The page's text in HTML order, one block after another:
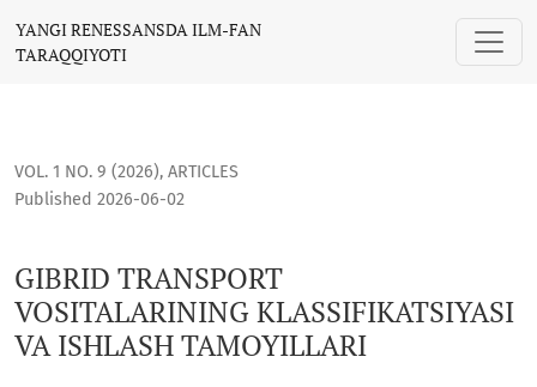
GIBRID TRANSPORT VOSITALARINING KLASSIFIKATSIYASI VA
YANGI RENESSANSDA ILM-FAN
TARAQQIYOTI
VOL. 1 NO. 9 (2026), ARTICLES
GIBRID TRANSPORT
VOSITALARINING KLASSIFIKATSIYASI
VA ISHLASH TAMOYILLARI
Published 2026-06-02